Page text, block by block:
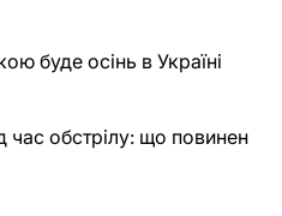
буде осінь в Україні
час обстрілу: що повинен